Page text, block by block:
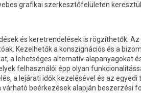
grafikai szerkesztőfelületen
és keretrendelések is rögzíthetők.
Kezelhetők a konszignációs és a
a lehetséges alternatív alapanyagokat
felhasználói épp olyan
a lejárati idők kezelésével és az
beérkezések alapján beszerzési